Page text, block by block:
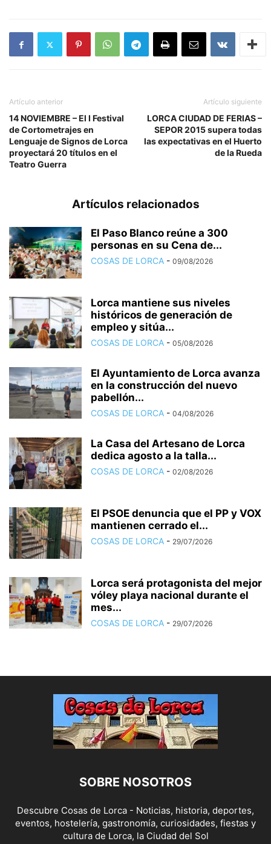
Artículo anterior
14 NOVIEMBRE – El I Festival
de Cortometrajes en
Lenguaje de Signos de Lorca
proyectará 20 títulos en el
Teatro Guerra
Artículo siguiente
LORCA CIUDAD DE FERIAS –
SEPOR 2015 supera todas
las expectativas en el Huerto
de la Rueda
Artículos relacionados
El Paso Blanco reúne a 300
personas en su Cena de...
COSAS DE LORCA - 09/08/2026
Lorca mantiene sus niveles
históricos de generación de
empleo y sitúa...
COSAS DE LORCA - 05/08/2026
El Ayuntamiento de Lorca avanza
en la construcción del nuevo
pabellón...
COSAS DE LORCA - 04/08/2026
La Casa del Artesano de Lorca
dedica agosto a la talla...
COSAS DE LORCA - 02/08/2026
El PSOE denuncia que el PP y VOX
mantienen cerrado el...
COSAS DE LORCA - 29/07/2026
Lorca será protagonista del mejor
vóley playa nacional durante el
mes...
COSAS DE LORCA - 29/07/2026
SOBRE NOSOTROS
Descubre Cosas de Lorca - Noticias, historia, deportes,
eventos, hostelería, gastronomía, curiosidades, fiestas y
cultura de Lorca, la Ciudad del Sol